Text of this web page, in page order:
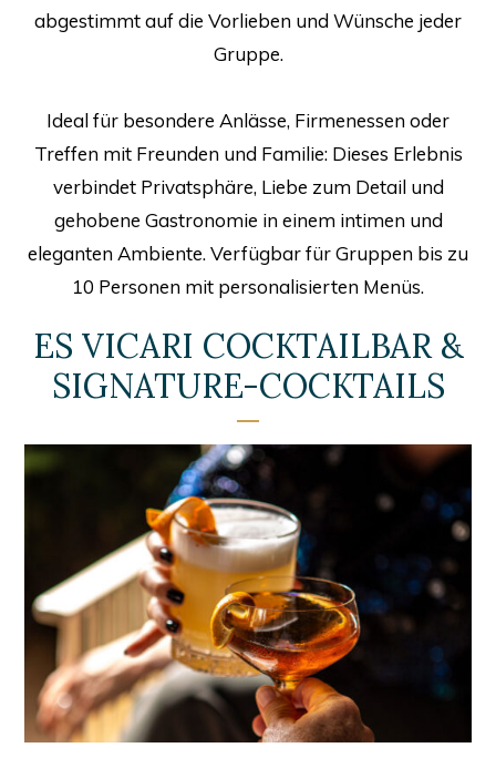
abgestimmt auf die Vorlieben und Wünsche jeder
Gruppe.
Ideal für besondere Anlässe, Firmenessen oder
Treffen mit Freunden und Familie: Dieses Erlebnis
verbindet Privatsphäre, Liebe zum Detail und
gehobene Gastronomie in einem intimen und
eleganten Ambiente. Verfügbar für Gruppen bis zu
10 Personen mit personalisierten Menüs.
ES VICARI COCKTAILBAR &
SIGNATURE-COCKTAILS